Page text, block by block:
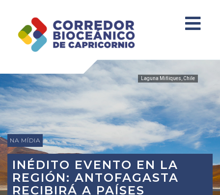
Laguna Miñiques, Chile
NA MÍDIA
INÉDITO EVENTO EN LA
REGIÓN: ANTOFAGASTA
RECIBIRÁ A PAÍSES